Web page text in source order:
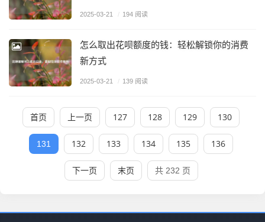
2025-03-21 / 194 阅读
怎么取出花呗额度的钱：轻松解锁你的消费
新方式
2025-03-21 / 139 阅读
首页 上一页 127 128 129 130
131 132 133 134 135 136
下一页 末页 共 232 页